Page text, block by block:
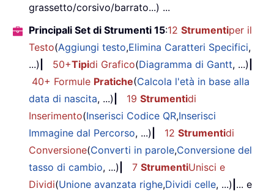
grassetto/corsivo/barrato...) ...
Principali Set di Strumenti 15:12 Strumentiper il
Testo(Aggiungi testo,Elimina Caratteri Specifici,
...)
50+Tipidi Grafico(Diagramma di Gantt, ...)
40+ Formule Pratiche(Calcola l'età in base alla
data di nascita, ...) 19 Strumentidi
Inserimento(Inserisci Codice QR,Inserisci
Immagine dal Percorso, ...) 12 Strumentidi
Conversione(Converti in parole,Conversione del
tasso di cambio, ...) 7 StrumentiUnisci e
Dividi(Unione avanzata righe,Dividi celle, ...) ... e